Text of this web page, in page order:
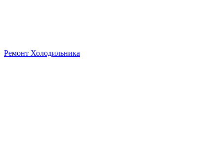
Ремонт Холодильника